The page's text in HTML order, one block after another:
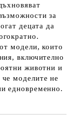
за
децата да
модели, които
включително
животни и
моделите не
едновременно.